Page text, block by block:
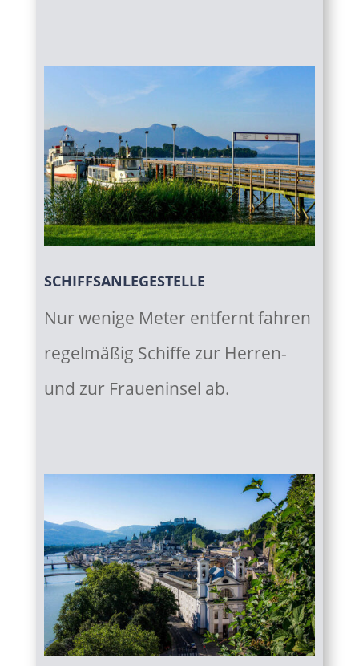
SCHIFFSANLEGESTELLE
Nur wenige Meter entfernt fahren
regelmäßig Schiffe zur Herren-
und zur Fraueninsel ab.